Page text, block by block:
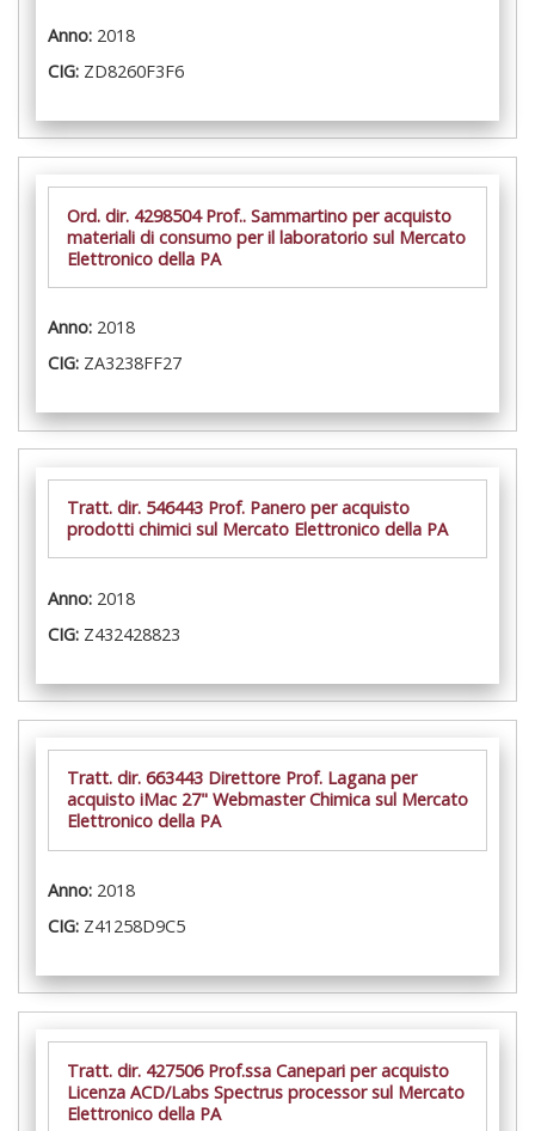
Anno: 2018
CIG: ZD8260F3F6
Ord. dir. 4298504 Prof.. Sammartino per acquisto
materiali di consumo per il laboratorio sul Mercato
Elettronico della PA
Anno: 2018
CIG: ZA3238FF27
Tratt. dir. 546443 Prof. Panero per acquisto
prodotti chimici sul Mercato Elettronico della PA
Anno: 2018
CIG: Z432428823
Tratt. dir. 663443 Direttore Prof. Lagana per
acquisto iMac 27" Webmaster Chimica sul Mercato
Elettronico della PA
Anno: 2018
CIG: Z41258D9C5
Tratt. dir. 427506 Prof.ssa Canepari per acquisto
Licenza ACD/Labs Spectrus processor sul Mercato
Elettronico della PA